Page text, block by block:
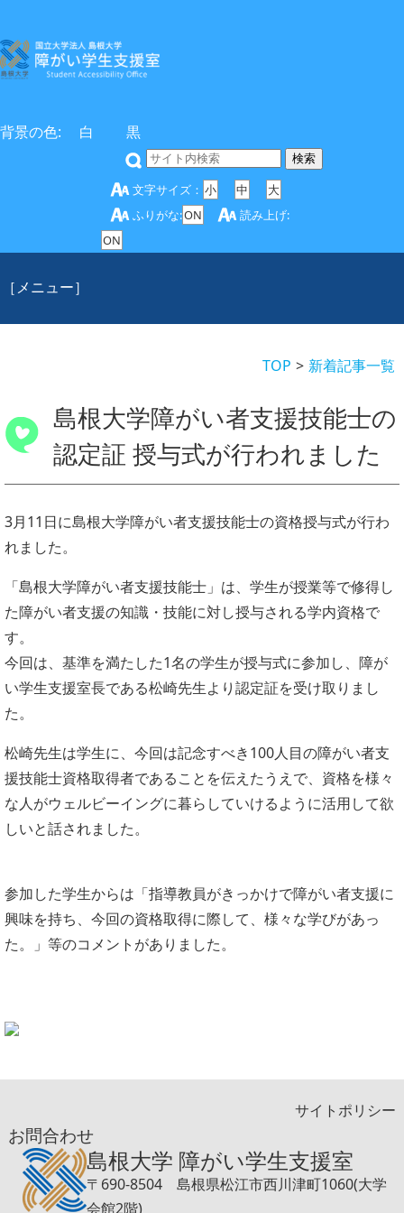
背景の色: 白 黒
文字サイズ： 小 中
大
ふりがな:ON
読み上げ:
ON
［メニュー］
TOP 新着記事一覧
島根大学障がい者支援技能士の
認定証 授与式が行われました
3月11日に島根大学障がい者支援技能士の資格授与式が行わ
れました。
「島根大学障がい者支援技能士」は、学生が授業等で修得し
た障がい者支援の知識・技能に対し授与される学内資格で
す。
今回は、基準を満たした1名の学生が授与式に参加し、障が
い学生支援室長である松崎先生より認定証を受け取りまし
た。
松崎先生は学生に、今回は記念すべき100人目の障がい者支
援技能士資格取得者であることを伝えたうえで、資格を様々
な人がウェルビーイングに暮らしていけるように活用して欲
しいと話されました。
参加した学生からは「指導教員がきっかけで障がい者支援に
興味を持ち、今回の資格取得に際して、様々な学びがあっ
た。」等のコメントがありました。
サイトポリシー
お問合わせ
島根大学 障がい学生支援室
〒690-8504 島根県松江市西川津町1060(大学
会館2階)